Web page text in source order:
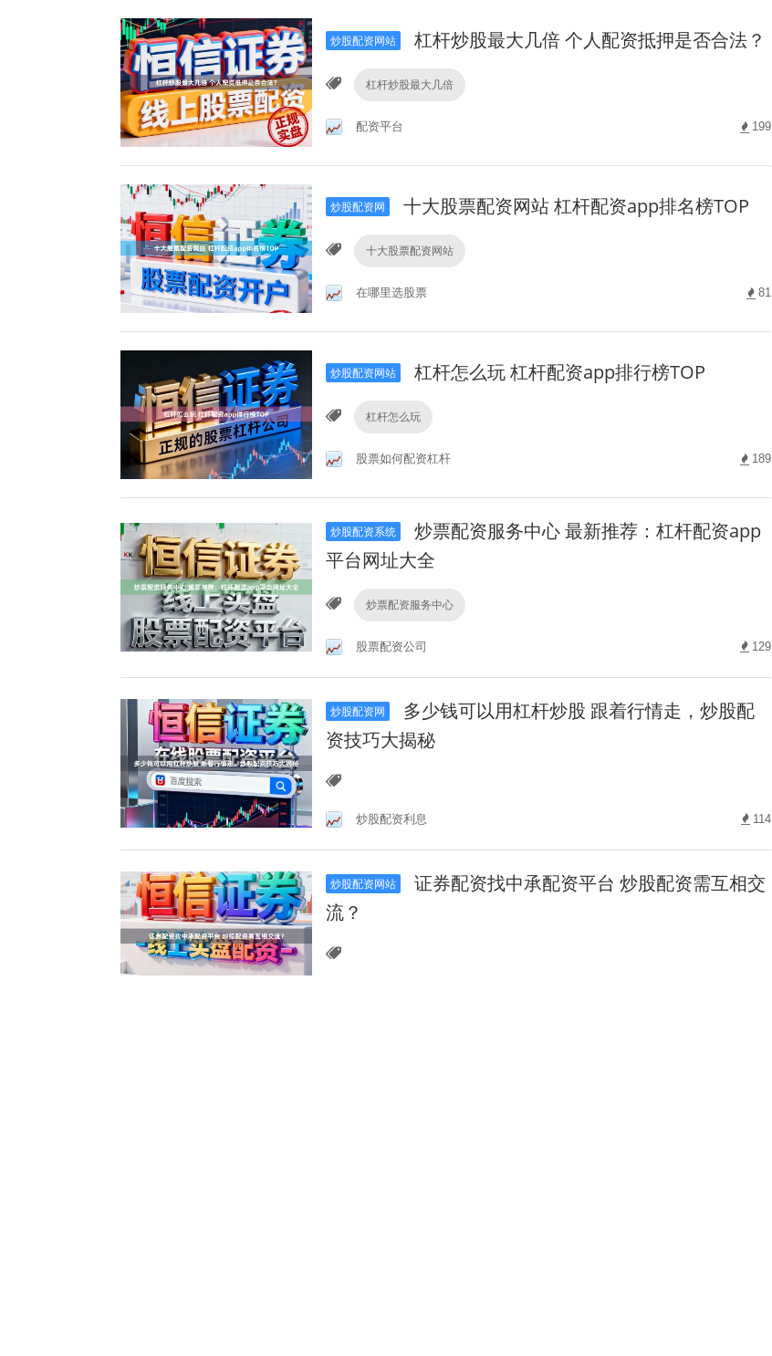
炒股配资网站 杠杆炒股最大几倍 个人配资抵押是否合法？
杠杆炒股最大几倍
配资平台 199
炒股配资网 十大股票配资网站 杠杆配资app排名榜TOP
十大股票配资网站
在哪里选股票 81
炒股配资网站 杠杆怎么玩 杠杆配资app排行榜TOP
杠杆怎么玩
股票如何配资杠杆 189
炒股配资系统
炒票配资服务中心 最新推荐：杠杆配资app
平台网址大全
炒票配资服务中心
股票配资公司 129
炒股配资网
多少钱可以用杠杆炒股 跟着行情走，炒股配
资技巧大揭秘
炒股配资利息 114
炒股配资网站
证券配资找中承配资平台 炒股配资需互相交
流？